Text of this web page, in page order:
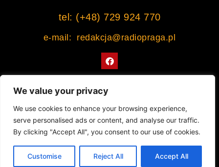
We value your privacy
We use cookies to enhance your browsing experience,
serve personalised ads or content, and analyse our traffic.
By clicking "Accept All", you consent to our use of cookies.
Customise Reject All Accept All
tel: (+48) 729 924 770
e-mail: redakcja@radiopraga.pl
F
a
c
o
k
Współpracujemy z Muzeum Warszawskiej Pragi
© 2022 All rights Reserved. Radiopraga.pl
Projekt strony internetowej: tomasz-kaminski.pl